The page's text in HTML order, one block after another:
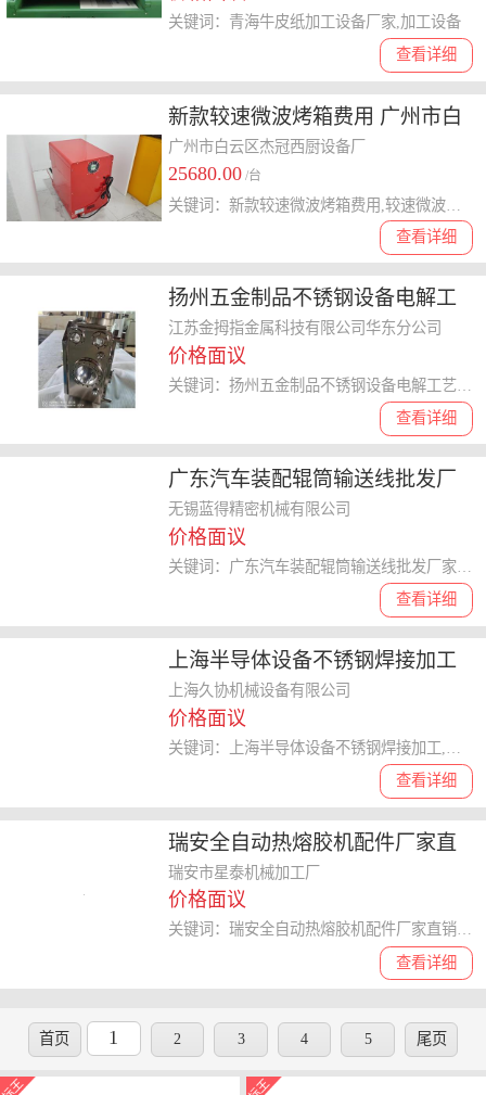
查看详细
关键词：青海牛皮纸加工设备厂家,加工设备
新款较速微波烤箱费用 广州市白
云区杰冠西厨设备供应
广州市白云区杰冠西厨设备厂
25680.00 /台
查看详细
关键词：新款较速微波烤箱费用,较速微波烤箱
扬州五金制品不锈钢设备电解工
艺 江苏金拇指金属供应
江苏金拇指金属科技有限公司华东分公司
价格面议
查看详细
广东汽车装配辊筒输送线批发厂
家 无锡市蓝得精密机械供应
无锡蓝得精密机械有限公司
价格面议
查看详细
上海半导体设备不锈钢焊接加工
来电咨询 上海久协机械设备供应
上海久协机械设备有限公司
价格面议
查看详细
瑞安全自动热熔胶机配件厂家直
销 星泰机械供应
瑞安市星泰机械加工厂
价格面议
查看详细
关键词：瑞安全自动热熔胶机配件厂家直销,热熔胶机配件
首页 1 2 3 4 5 尾页